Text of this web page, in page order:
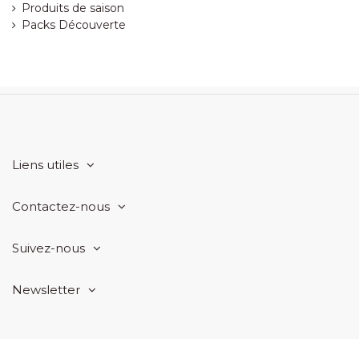
Produits de saison
Packs Découverte
Liens utiles
Contactez-nous
Suivez-nous
Newsletter